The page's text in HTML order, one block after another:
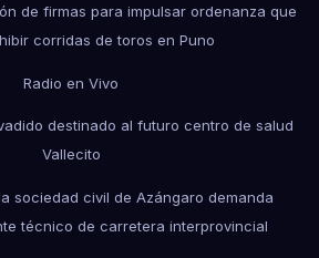
de firmas para impulsar ordenanza que
corridas de toros en Puno
Radio en Vivo
destinado al futuro centro de salud
Vallecito
sociedad civil de Azángaro demanda
técnico de carretera interprovincial